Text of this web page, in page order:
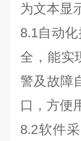
为文本显
8.1自动
全，能实
警及故障
口，方便
8.2软件